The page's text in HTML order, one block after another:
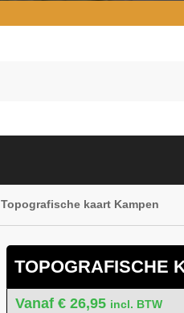
Topografische kaart Kampen
TOPOGRAFISCHE
€ 26,95 incl. BTW